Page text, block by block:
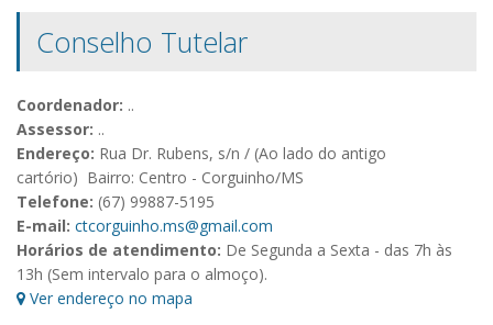
Conselho Tutelar
Coordenador: ..
Assessor: ..
Endereço: Rua Dr. Rubens, s/n / (Ao lado do antigo
cartório) Bairro: Centro - Corguinho/MS
Telefone: (67) 99887-5195
E-mail: ctcorguinho.ms@gmail.com
Horários de atendimento: De Segunda a Sexta - das 7h às
13h (Sem intervalo para o almoço).
Ver endereço no mapa